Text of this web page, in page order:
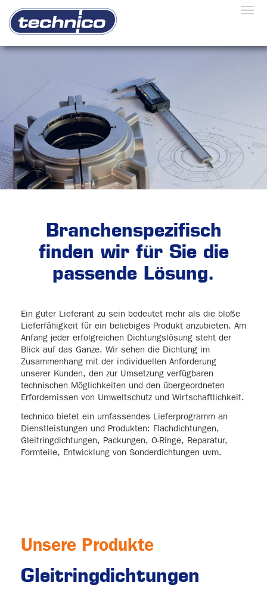
Branchen­spezifisch
finden wir für Sie die
passende Lösung.
Ein guter Lieferant zu sein bedeutet mehr als die bloße
Lieferfähigkeit für ein beliebiges Produkt anzubieten. Am
Anfang jeder erfolgreichen Dichtungslösung steht der
Blick auf das Ganze. Wir sehen die Dichtung im
Zusammenhang mit der individuellen Anforderung
unserer Kunden, den zur Umsetzung verfügbaren
technischen Möglichkeiten und den übergeordneten
Erfordernissen von Umweltschutz und Wirtschaftlichkeit.
technico bietet ein umfassendes Lieferprogramm an
Dienstleistungen und Produkten: Flachdichtungen,
Gleitringdichtungen, Packungen, O-Ringe, Reparatur,
Formteile, Entwicklung von Sonderdichtungen uvm.
Unsere Produkte
Gleitringdichtungen